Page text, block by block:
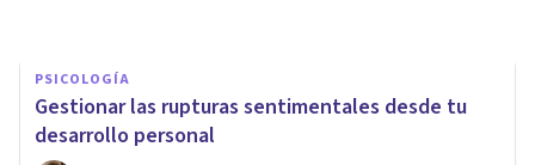
PSICOLOGÍA
Gestionar las rupturas sentimentales desde tu
desarrollo personal